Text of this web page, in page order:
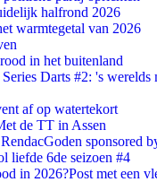
halfrond 2026
warmtegetal van 2026
in het buitenland
Darts #2: 's werelds
af op watertekort
de TT in Assen
sponsored
liefde 6de seizoen #4
in 2026?Post met een